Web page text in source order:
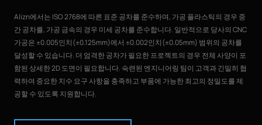
Alizn에서는 ISO 2768에 따른 표준 공차를 준수하며, 가공 플라스틱의 경우 중
간 공차를, 가공 금속의 경우 미세 공차를 준수합니다. 일반적으로 당사의 CNC
가공은 ±0.005인치(±0.125mm)에서 ±0.002인치(±0.05mm) 범위의 공차를
달성할 수 있습니다. 더 엄격한 공차가 필요한 프로젝트의 경우 전체 사양이 포
함된 상세한 2D 도면이 필요합니다. 숙련된 엔지니어링 팀이 고객과 긴밀히 협
력하여 중요한 치수 요구 사항을 충족하고 부품에 가능한 최고의 정밀도를 제
공할 수 있도록 지원합니다.